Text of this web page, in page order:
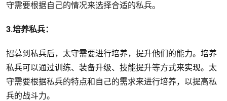
守需要根据自己的情况来选择合适的私兵。
3.培养私兵：
招募到私兵后，太守需要进行培养，提升他们的能力。培养
私兵可以通过训练、装备升级、技能提升等方式来实现。太
守需要根据私兵的特点和自己的需求来进行培养，以提高私
兵的战斗力。